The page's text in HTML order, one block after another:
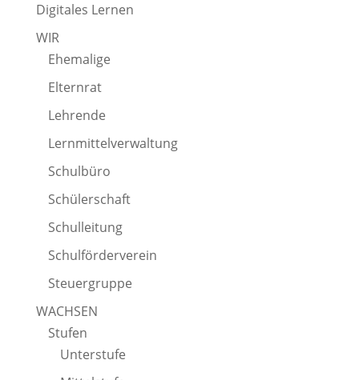
Digitales Lernen
WIR
Ehemalige
Elternrat
Lehrende
Lernmittelverwaltung
Schulbüro
Schülerschaft
Schulleitung
Schulförderverein
Steuergruppe
WACHSEN
Stufen
Unterstufe